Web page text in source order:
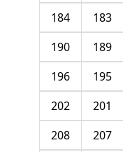
183
184
189
190
195
196
201
202
207
208